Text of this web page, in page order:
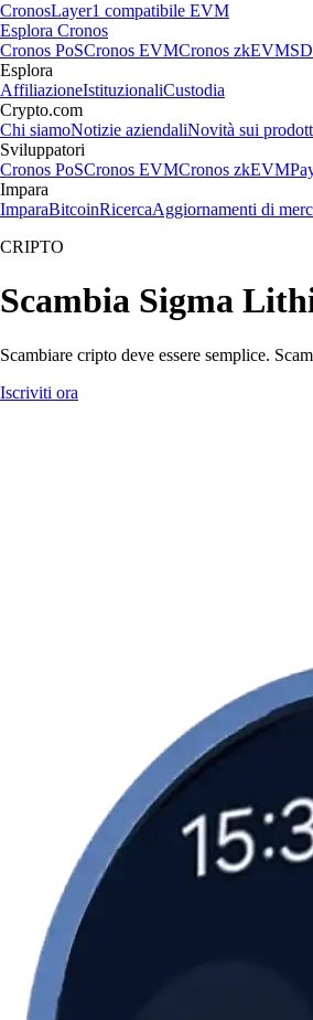
CronosLayer1 compatibile EVM
Esplora Cronos
Cronos PoSCronos EVMCronos zkEVM
Esplora
AffiliazioneIstituzionaliCustodia
Crypto.com
Chi siamoNotizie aziendaliNovità sui
Sviluppatori
Cronos PoSCronos EVMCronos zkEVM
Impara
ImparaBitcoinRicercaAggiornamenti di
CRIPTO
Scambia Sigma
Scambiare cripto deve essere semplice.
Iscriviti ora